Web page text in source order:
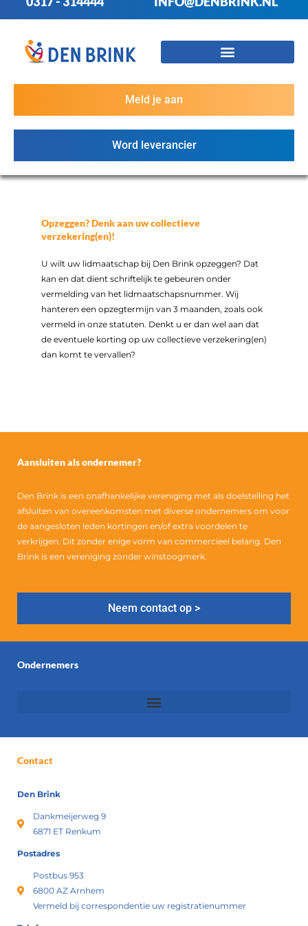
Meld je aan
Word leverancier
Opzeggen? Denk aan uw collectieve
verzekering(en)!
U wilt uw lidmaatschap bij Den Brink opzeggen? Dat
kan en dat dient schriftelijk te gebeuren onder
vermelding van het lidmaatschapsnummer. Wij
hanteren een opzegtermijn van 3 maanden, zoals ook
vermeld in onze statuten. Denkt u er dan wel aan dat
de eventuele korting op uw collectieve verzekering(en)
dan komt te vervallen?
Aansluiten als ondernemer?
Den Brink is een onafhankelijke vereniging met als doelstelling het
afsluiten van overeenkomsten met diverse ondernemers om voor
de aangesloten leden kortingen en/of extra voordelen te
verkrijgen. Dit zonder enige vorm van commercieel belang. Den
Brink is een vereniging zonder winstoogmerk.
Neem contact op >
Ondernemers
Contact
Den Brink
Dankmeijerweg 9
6871 ET Renkum
Postadres
Postbus 953
6800 AZ Arnhem
Vermeld bij correspondentie uw registratienummer